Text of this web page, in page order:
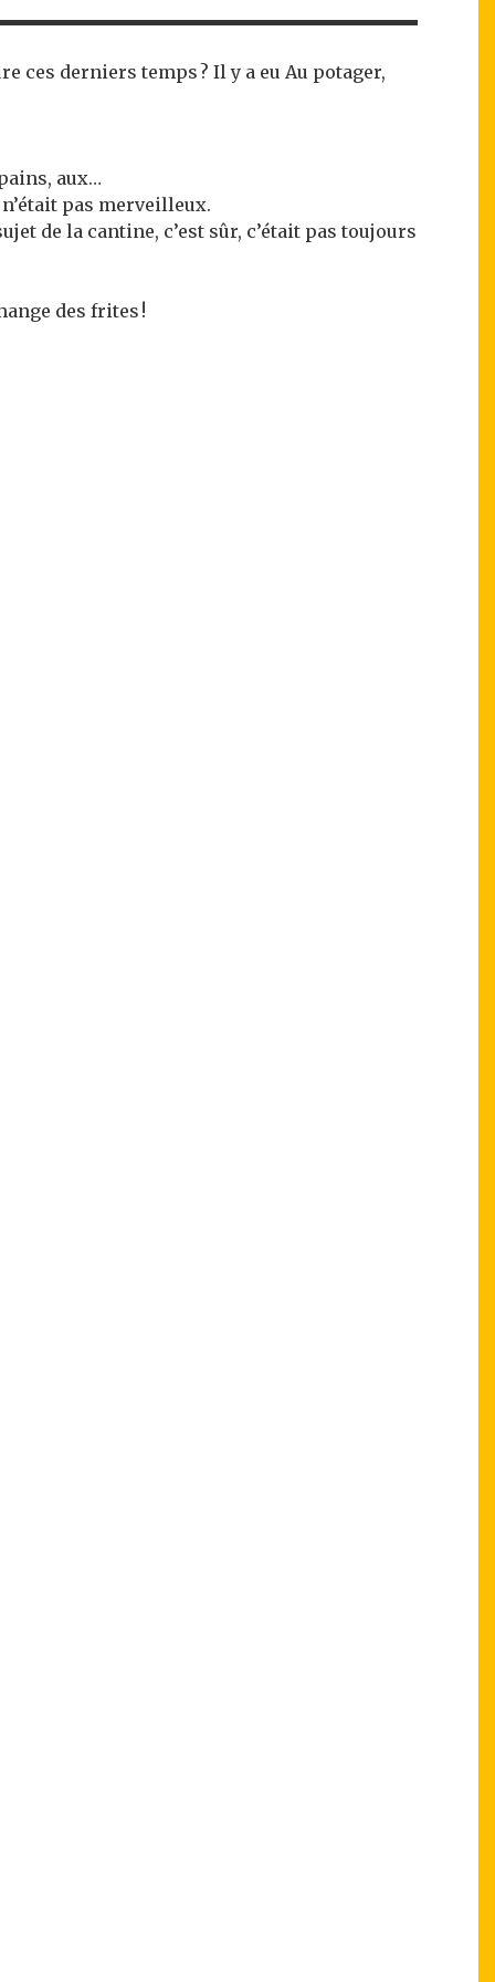
ces derniers temps ? Il y a eu Au potager,
aux…
pas merveilleux.
de la cantine, c’est sûr, c’était pas toujours
des frites !